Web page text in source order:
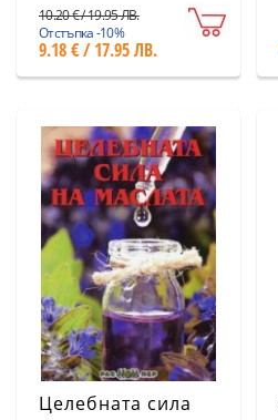
10.20 € / 19.95 ЛВ.
Отстъпка -10%
9.18 € / 17.95 ЛВ.
Целебната сила